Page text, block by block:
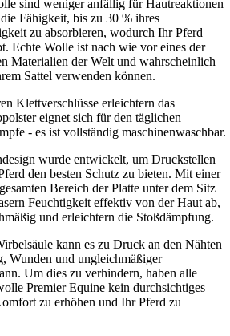
sind weniger anfällig für Hautreaktionen
Fähigkeit, bis zu 30 % ihres
zu absorbieren, wodurch Ihr Pferd
Echte Wolle ist nach wie vor eines der
Materialien der Welt und wahrscheinlich
Sattel verwenden können.
Klettverschlüsse erleichtern das
eignet sich für den täglichen
- es ist vollständig maschinenwaschbar.
wurde entwickelt, um Druckstellen
den besten Schutz zu bieten. Mit einer
Bereich der Platte unter dem Sitz
Feuchtigkeit effektiv von der Haut ab,
und erleichtern die Stoßdämpfung.
kann es zu Druck an den Nähten
Wunden und ungleichmäßiger
Um dies zu verhindern, haben alle
Premier Equine kein durchsichtiges
zu erhöhen und Ihr Pferd zu